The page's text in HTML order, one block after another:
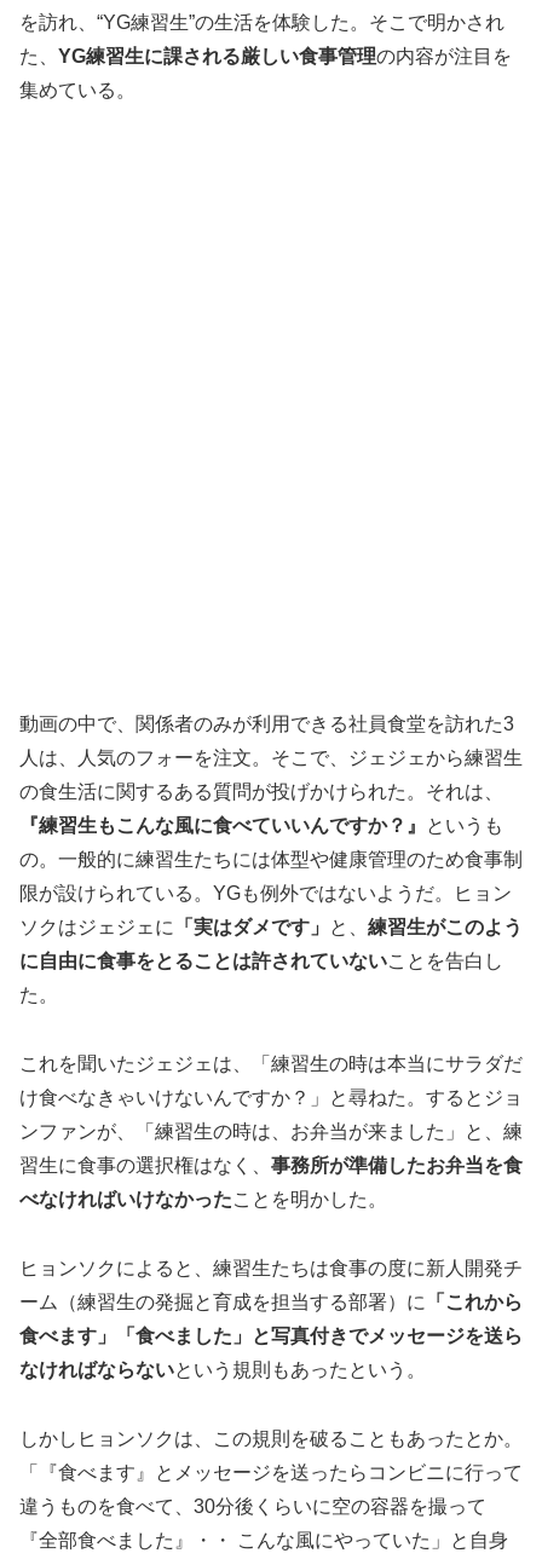
を訪れ、“YG練習生”の生活を体験した。そこで明かされ
た、 YG練習生に課される厳しい食事管理の内容が注目を
集めている。
動画の中で、関係者のみが利用できる社員食堂を訪れた3
人は、人気のフォーを注文。そこで、ジェジェから練習生
の食生活に関するある質問が投げかけられた。それは、
『練習生もこんな風に食べていいんですか？』
というも
の。一般的に練習生たちには体型や健康管理のため食事制
限が設けられている。YGも例外ではないようだ。ヒョン
ソクはジェジェに 「実はダメです」 と、 練習生がこのよう
に自由に食事をとることは許されていないことを告白し
た。
これを聞いたジェジェは、「練習生の時は本当にサラダだ
け食べなきゃいけないんですか？」と尋ねた。するとジョ
ンファンが、「練習生の時は、お弁当が来ました」と、練
習生に食事の選択権はなく、 事務所が準備したお弁当を食
べなければいけなかったことを明かした。
ヒョンソクによると、練習生たちは食事の度に新人開発チ
ーム（練習生の発掘と育成を担当する部署）に
「これから
食べます」「食べました」と写真付きでメッセージを送ら
なければならないという規則もあったという。
しかしヒョンソクは、この規則を破ることもあったとか。
「『食べます』とメッセージを送ったらコンビニに行って
違うものを食べて、30分後くらいに空の容器を撮って
『全部食べました』・・ こんな風にやっていた」と自身